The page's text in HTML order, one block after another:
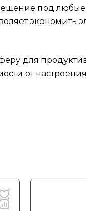
под
экономить
для
от